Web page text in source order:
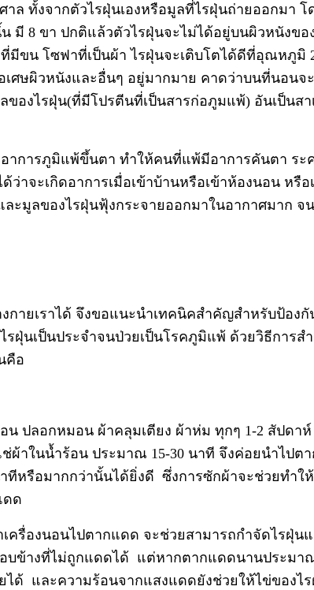
จากตัวไรฝุ่นเองหรือมูลที่ไรฝุ่นถ่ายออกมา โด
มี 8 ขา ปกติแล้วตัวไรฝุ่นจะไม่ได้อยู่บนผิวหนังข
มีขน โซฟาที่เป็นผ้า ไรฝุ่นจะเติบโตได้ดีที่อุณหภูมิ
เศษผิวหนังและอื่นๆ อยู่มากมาย คาดว่าบนที่นอ
ลของไรฝุ่น(ที่มีโปรตีนที่เป็นสารก่อภูมแพ้) อันเป็
าการภูมิแพ้ขึ้นตา ทำให้คนที่แพ้มีอาการคันตา ร
จะเกิดอาการเมื่อเข้าบ้านหรือเข้าห้องนอน หรื
มูลของไรฝุ่นฟุ้งกระจายออกมาในอากาศมาก จ
กายเราได้ จึงขอแนะนำเทคนิคสำคัญสำหรับป้อง
นเป็นประจำจนป่วยเป็นโรคภูมิแพ้ ด้วยวิธีการส
คือ
ปลอกหมอน ผ้าคลุมเตียง ผ้าห่ม ทุกๆ 1-2 สัปด
ผ้าในน้ำร้อน ประมาณ 15-30 นาที จึงค่อยนำไป
ทีหรือมากกว่านั้นได้ยิ่งดี ซึ่งการซักผ้าจะช่วยทำใ
ดด
ครื่องนอนไปตากแดด จะช่วยสามารถกำจัดไรฝุ่
บข้างที่ไม่ถูกแดดได้ แต่หากตากแดดนานประม
ได้ และความร้อนจากแสงแดดยังช่วยให้ไข่ของ